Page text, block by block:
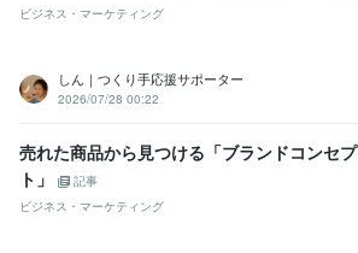
ビジネス・マーケティング
しん｜つくり手応援サポーター
2026/07/28 00:22
売れた商品から見つける「ブランドコンセプ
ト」
記事
ビジネス・マーケティング